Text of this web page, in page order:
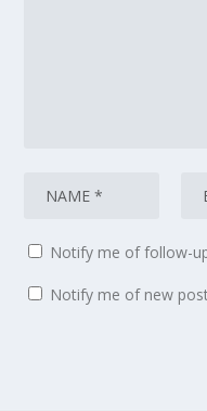
Notify me of follow-
Notify me of new